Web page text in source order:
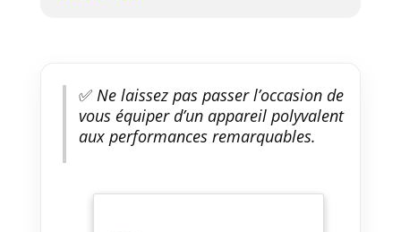
✅Ne laissez pas passer l’occasion de
vous équiper d’un appareil polyvalent
aux performances remarquables.